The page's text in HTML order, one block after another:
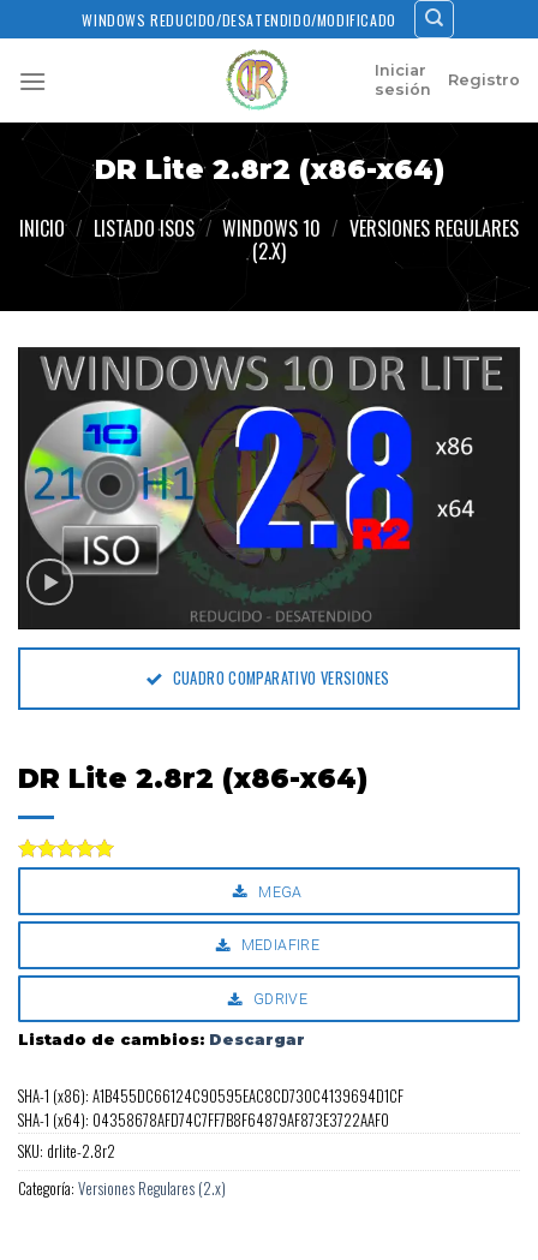
to
content
WINDOWS REDUCIDO/DESATENDIDO/MODIFICADO
Iniciar
sesión
Registro
DR Lite 2.8r2 (x86-x64)
INICIO / LISTADO ISOS / WINDOWS 10 / VERSIONES REGULARES
(2.X)
CUADRO COMPARATIVO VERSIONES
DR Lite 2.8r2 (x86-x64)
de 5
MEGA
MEDIAFIRE
GDRIVE
Listado de cambios: Descargar
SHA-1 (x86): A1B455DC66124C90595EAC8CD730C4139694D1CF
SHA-1 (x64): 04358678AFD74C7FF7B8F64879AF873E3722AAF0
SKU: drlite-2.8r2
Categoría: Versiones Regulares (2.x)